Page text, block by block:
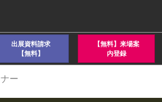
出展資料請求
【無料】
【無料】来場案
内登録
ー